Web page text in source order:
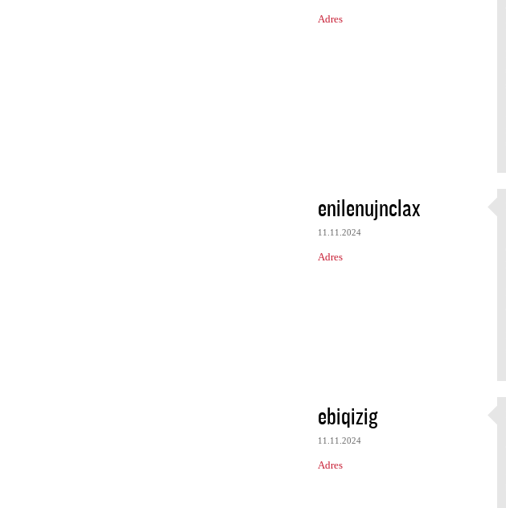
Adres
enilenujnclax
11.11.2024
Adres
ebiqizig
11.11.2024
Adres